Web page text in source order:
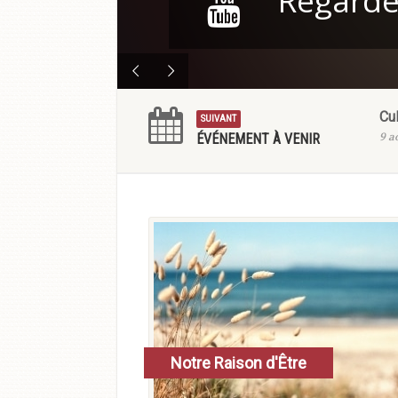
SUIVANT
ÉVÉNEMENT À VENIR 9
Notre Raison d'Être
En savoir plus